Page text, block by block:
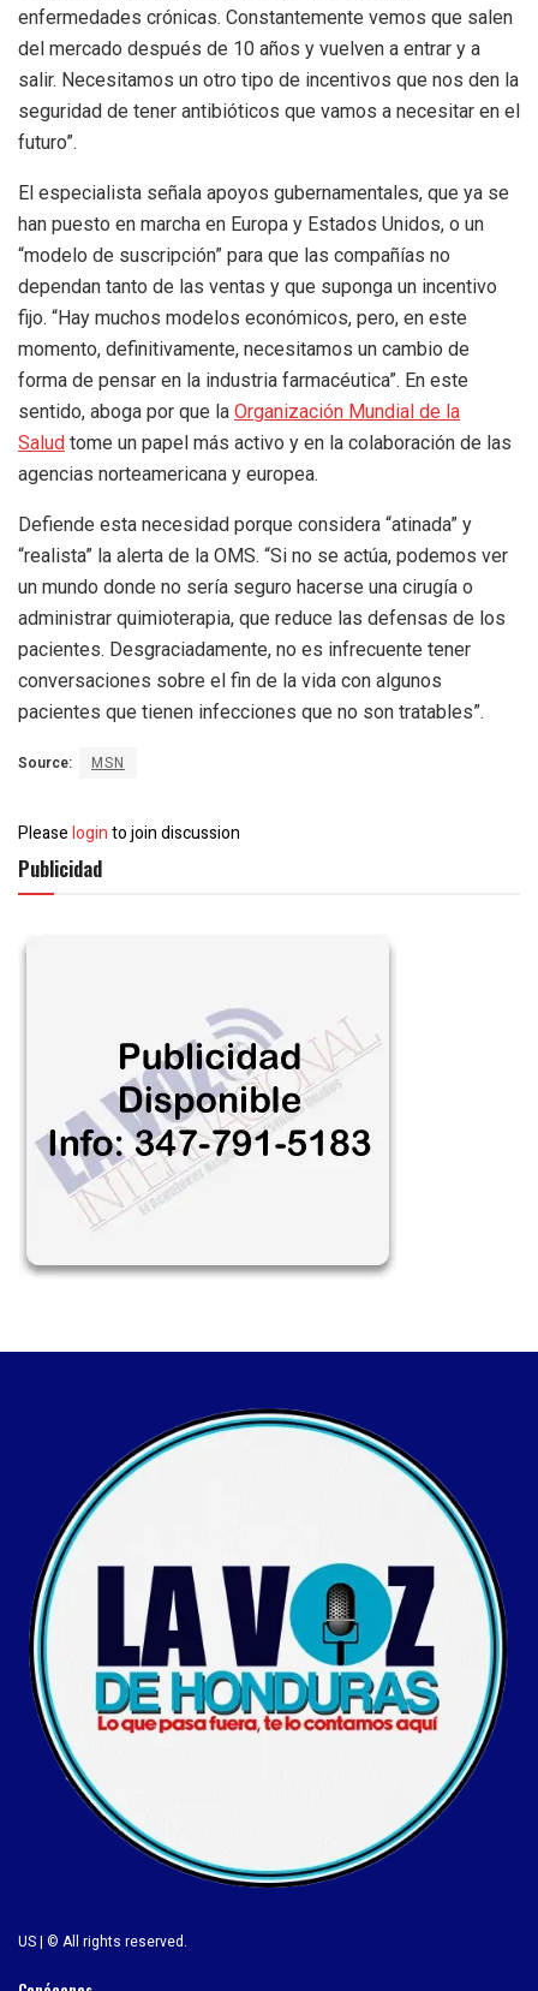
enfermedades crónicas. Constantemente vemos que salen
del mercado después de 10 años y vuelven a entrar y a
salir. Necesitamos un otro tipo de incentivos que nos den la
seguridad de tener antibióticos que vamos a necesitar en el
futuro”.
El especialista señala apoyos gubernamentales, que ya se
han puesto en marcha en Europa y Estados Unidos, o un
“modelo de suscripción” para que las compañías no
dependan tanto de las ventas y que suponga un incentivo
fijo. “Hay muchos modelos económicos, pero, en este
momento, definitivamente, necesitamos un cambio de
forma de pensar en la industria farmacéutica”. En este
sentido, aboga por que la Organización Mundial de la
Salud tome un papel más activo y en la colaboración de las
agencias norteamericana y europea.
Defiende esta necesidad porque considera “atinada” y
“realista” la alerta de la OMS. “Si no se actúa, podemos ver
un mundo donde no sería seguro hacerse una cirugía o
administrar quimioterapia, que reduce las defensas de los
pacientes. Desgraciadamente, no es infrecuente tener
conversaciones sobre el fin de la vida con algunos
pacientes que tienen infecciones que no son tratables”.
Source: MSN
Pleaseloginto join discussion
Publicidad
US | © All rights reserved.